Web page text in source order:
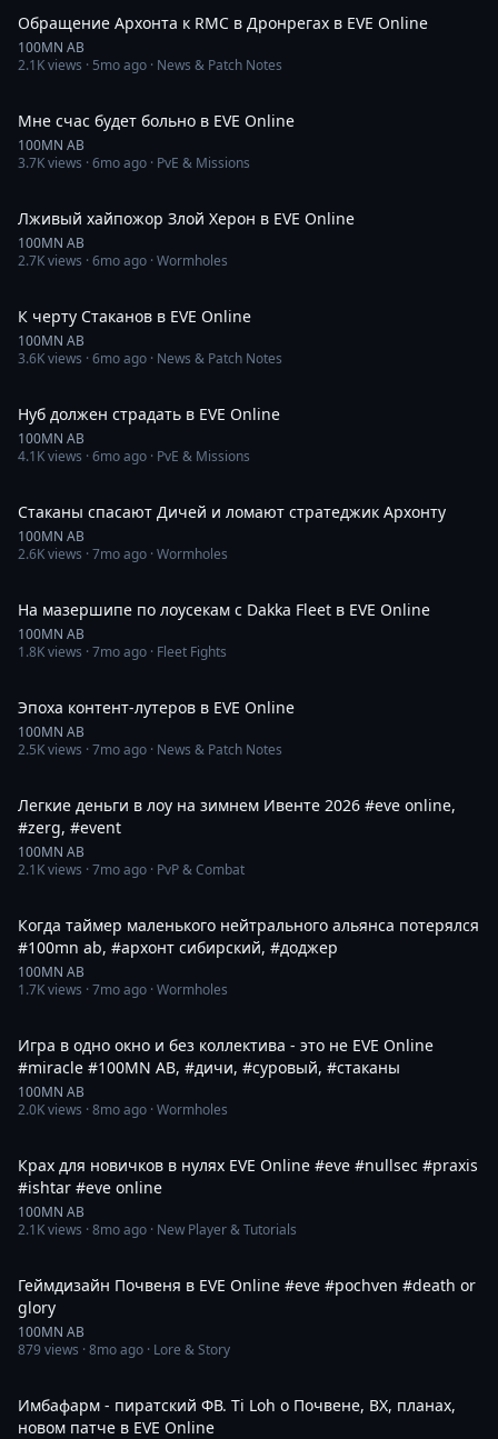
Обращение Архонта к RMC в Дронрегах в EVE Online
100MN AB
2.1Kviews · 5mo ago · News & Patch Notes
Мне счас будет больно в EVE Online
100MN AB
3.7Kviews ·6mo ago · PvE & Missions
Лживый хайпожор Злой Херон в EVE Online
100MN AB
2.7Kviews ·6mo ago · Wormholes
К черту Стаканов в EVE Online
100MN AB
3.6Kviews ·6mo ago · News & Patch Notes
Нуб должен страдать в EVE Online
100MN AB
4.1Kviews ·6mo ago · PvE & Missions
Стаканы спасают Дичей и ломают стратеджик Архонту
100MN AB
2.6Kviews ·7mo ago · Wormholes
На мазершипе по лоусекам с Dakka Fleet в EVE Online
100MN AB
1.8Kviews ·7mo ago · Fleet Fights
Эпоха контент-лутеров в EVE Online
100MN AB
2.5Kviews ·7mo ago · News & Patch Notes
Легкие деньги в лоу на зимнем Ивенте 2026 #eve online,
#zerg, #event
100MN AB
2.1Kviews ·7mo ago · PvP & Combat
Когда таймер маленького нейтрального альянса потерялся
#100mn ab, #архонт сибирский, #доджер
100MN AB
1.7Kviews ·7mo ago · Wormholes
Игра в одно окно и без коллектива - это не EVE Online
#miracle #100MN AB, #дичи, #cуровый, #стаканы
100MN AB
2.0Kviews ·8mo ago · Wormholes
Крах для новичков в нулях EVE Online #eve #nullsec #praxis
#ishtar #eve online
100MN AB
2.1Kviews ·8mo ago · New Player & Tutorials
Геймдизайн Почвеня в EVE Online #eve #pochven #death or
glory
100MN AB
879views ·8mo ago · Lore & Story
Имбафарм - пиратский ФВ. Ti Loh о Почвене, ВХ, планах,
новом патче в EVE Online